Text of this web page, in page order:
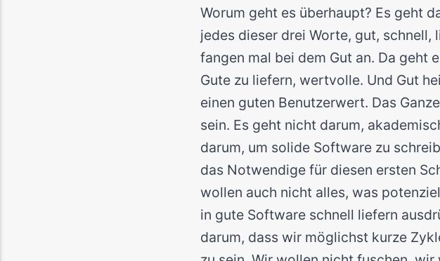
Worum geht es überhaupt? Es geht
jedes dieser drei Worte, gut,
fangen mal bei dem Gut an. Da geht
Gute zu liefern, wertvolle. Und Gut
einen guten Benutzerwert. Das
sein. Es geht nicht darum,
darum, um solide Software zu
das Notwendige für diesen ersten
wollen auch nicht alles, was
in gute Software schnell liefern
darum, dass wir möglichst kurze